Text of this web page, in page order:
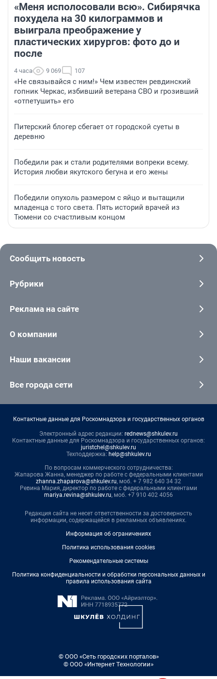
«Меня исполосовали всю». Сибирячка
похудела на 30 килограммов и
выиграла преображение у
пластических хирургов: фото до и
после
4 часа 9 069 107
«Не связывайся с ним!» Чем известен ревдинский
гопник Черкас, избивший ветерана СВО и грозивший
«отпетушить» его
Питерский блогер сбегает от городской суеты в
деревню
Победили рак и стали родителями вопреки всему.
История любви якутского бегуна и его жены
Победили опухоль размером с яйцо и вытащили
младенца с того света. Пять историй врачей из
Тюмени со счастливым концом
Сообщить новость
Рубрики
Реклама на сайте
О компании
Наши вакансии
Все города сети
Контактные данные для Роскомнадзора и государственных органов
Электронный адрес редакции: rednews@shkulev.ru
Контактные данные для Роскомнадзора и государственных органов:
juristchel@shkulev.ru
Техподдержка: help@shkulev.ru
По вопросам коммерческого сотрудничества:
Жапарова Жанна, менеджер по работе с федеральными клиентами
zhanna.zhaparova@shkulev.ru, моб. + 7 982 640 34 32
Ревина Мария, директор по работе с федеральными клиентами
mariya.revina@shkulev.ru, моб. +7 910 402 4056
Редакция сайта не несет ответственности за достоверность
информации, содержащейся в рекламных объявлениях.
Информация об ограничениях
Политика использования cookies
Рекомендательные системы
Политика конфиденциальности и обработки персональных данных и
правила использования сайта
© ООО «Сеть городских порталов»
© ООО «Интернет Технологии»